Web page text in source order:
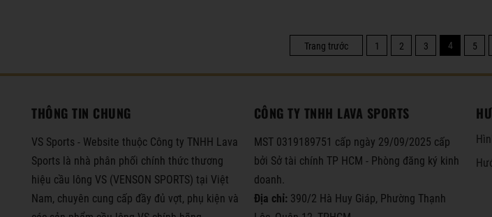
Trang trước 1 2 3 4 5
THÔNG TIN CHUNG
VS Sports - Website thuộc Công ty TNHH Lava
Sports là nhà phân phối chính thức thương
hiệu cầu lông VS (VENSON SPORTS) tại Việt
Nam, chuyên cung cấp đầy đủ vợt, phụ kiện và
CÔNG TY TNHH LAVA SPORTS
MST 0319189751 cấp ngày 29/09/2025 cấp
bởi Sở tài chính TP HCM - Phòng đăng ký kinh
doanh.
Địa chỉ: 390/2 Hà Huy Giáp, Phường Thạnh